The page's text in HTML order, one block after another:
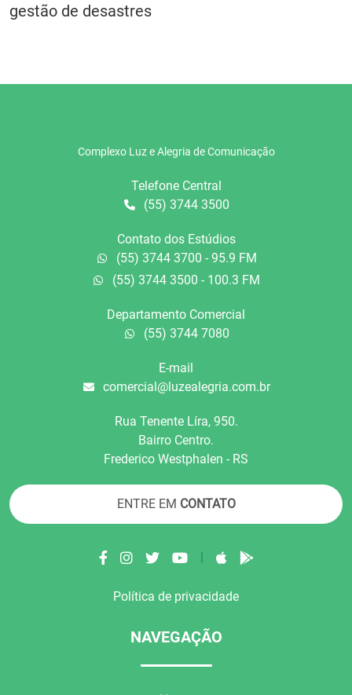
gestão de desastres
Complexo Luz e Alegria de Comunicação
Telefone Central
(55) 3744 3500
Contato dos Estúdios
(55) 3744 3700 - 95.9 FM
(55) 3744 3500 - 100.3 FM
Departamento Comercial
(55) 3744 7080
E-mail
comercial@luzealegria.com.br
Rua Tenente Líra, 950.
Bairro Centro.
Frederico Westphalen - RS
ENTRE EM CONTATO
Política de privacidade
NAVEGAÇÃO